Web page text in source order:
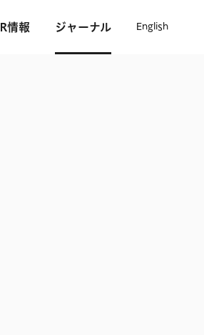
IR情報 ジャーナル English